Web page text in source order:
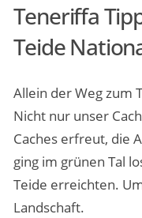
Teneriffa
Teide
Allein der Weg zum
Nicht nur unser
Caches erfreut, die
ging im grünen Tal
Teide erreichten.
Landschaft.